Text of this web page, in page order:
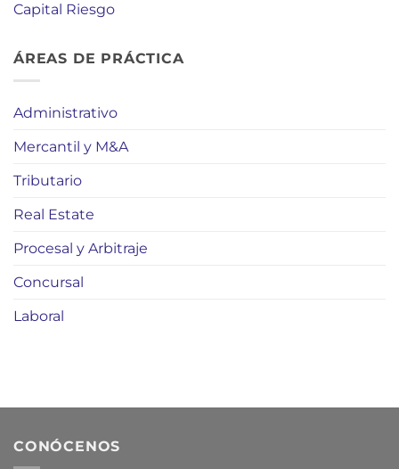
Capital Riesgo
ÁREAS DE PRÁCTICA
Administrativo
Mercantil y M&A
Tributario
Real Estate
Procesal y Arbitraje
Concursal
Laboral
CONÓCENOS